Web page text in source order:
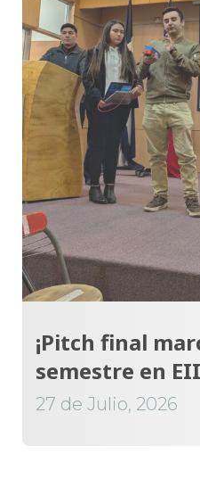
¡Pitch final
semestre en
27 de Julio, 2026